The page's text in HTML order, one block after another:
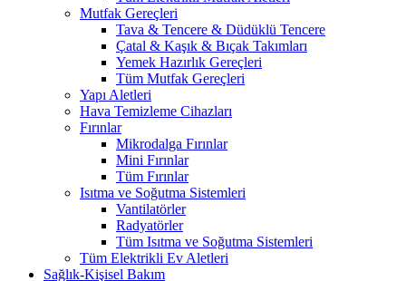
Mutfak Gereçleri
Tava & Tencere & Düdüklü Tencere
Çatal & Kaşık & Bıçak Takımları
Yemek Hazırlık Gereçleri
Tüm Mutfak Gereçleri
Yapı Aletleri
Hava Temizleme Cihazları
Fırınlar
Mikrodalga Fırınlar
Mini Fırınlar
Tüm Fırınlar
Isıtma ve Soğutma Sistemleri
Vantilatörler
Radyatörler
Tüm Isıtma ve Soğutma Sistemleri
Tüm Elektrikli Ev Aletleri
Sağlık-Kişisel Bakım